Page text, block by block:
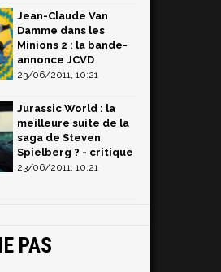
Jean-Claude Van
Damme dans les
Minions 2 : la bande-
annonce JCVD
23/06/2011, 10:21
Jurassic World : la
meilleure suite de la
saga de Steven
Spielberg ? - critique
23/06/2011, 10:21
PAS